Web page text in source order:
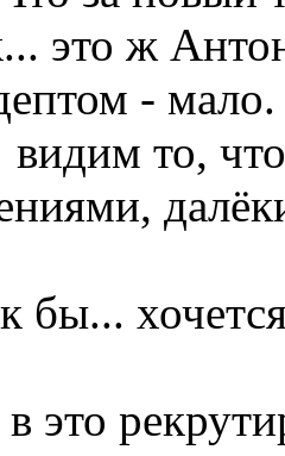
это ж
-
видим то,
бы...
это